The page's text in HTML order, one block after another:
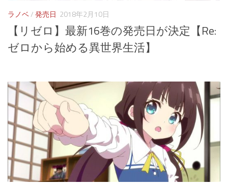
ラノベ/発売日 2018年2月10日
【リゼロ】最新16巻の発売日が決定【Re:
ゼロから始める異世界生活】